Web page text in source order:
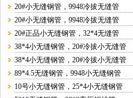
20#小无缝钢管，9948冷拔无缝管
20#小无缝钢管，9948冷拔无缝管
20#正品小无缝钢管，32*4无缝管
38*4小无缝钢管，20#冷拔小无缝管
38*4小无缝钢管，20#冷拔小无缝管
89*4.5无缝钢管，9948小无缝钢管
10号小无缝钢管，25*4小无缝钢管